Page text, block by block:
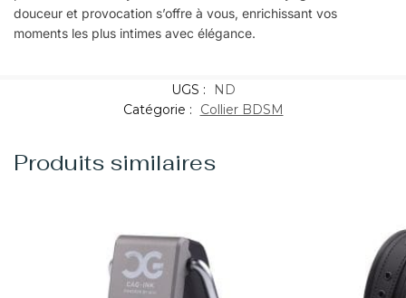
douceur et provocation s’offre à vous, enrichissant vos
moments les plus intimes avec élégance.
UGS :
ND
Catégorie :
Collier BDSM
Produits similaires